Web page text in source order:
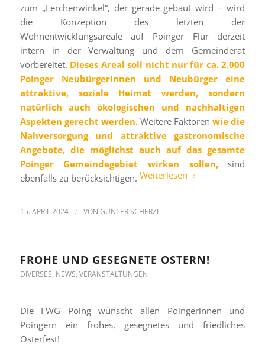
zum „Lerchenwinkel“, der gerade gebaut wird – wird
die Konzeption des letzten der
Wohnentwicklungsareale auf Poinger Flur derzeit
intern in der Verwaltung und dem Gemeinderat
vorbereitet. Dieses Areal soll nicht nur für ca. 2.000
Poinger Neubürgerinnen und Neubürger eine
attraktive, soziale Heimat werden, sondern
natürlich auch ökologischen und nachhaltigen
Aspekten gerecht werden.Weitere Faktorenwie die
Nahversorgung und attraktive gastronomische
Angebote, die möglichst auch auf das gesamte
Poinger Gemeindegebiet wirken sollen,sind
ebenfalls zu berücksichtigen. Weiterlesen
15. APRIL 2024 / VON GÜNTER SCHERZL
FROHE UND GESEGNETE OSTERN!
DIVERSES, NEWS, VERANSTALTUNGEN
Die FWG Poing wünscht allen Poingerinnen und
Poingern ein frohes, gesegnetes und friedliches
Osterfest!